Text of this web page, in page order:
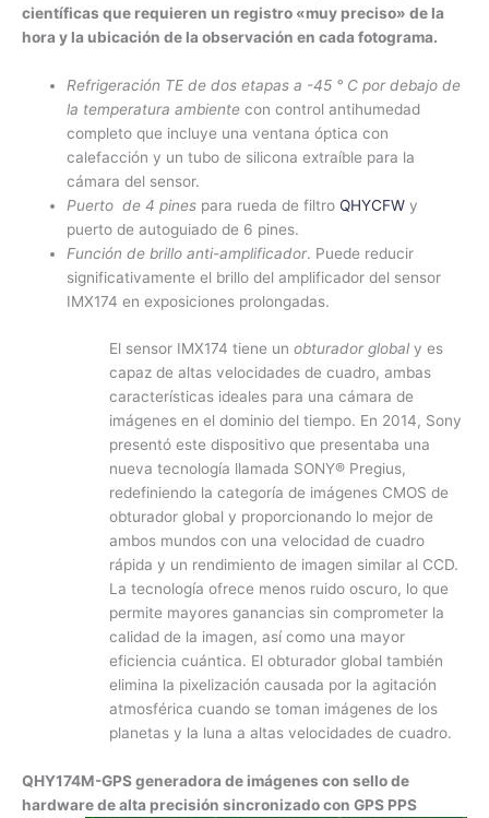
científicas que requieren un registro «muy preciso» de la
hora y la ubicación de la observación en cada fotograma.
Refrigeración TE de dos etapas a -45 ° C por debajo de
la temperatura ambiente con control antihumedad
completo que incluye una ventana óptica con
calefacción y un tubo de silicona extraíble para la
cámara del sensor.
Puerto de 4 pines para rueda de filtroQHYCFW y
puerto de autoguiado de 6 pines.
Función de brillo anti-amplificador. Puede reducir
significativamente el brillo del amplificador del sensor
IMX174 en exposiciones prolongadas.
El sensor IMX174 tiene un obturador global y es
capaz de altas velocidades de cuadro, ambas
características ideales para una cámara de
imágenes en el dominio del tiempo. En 2014, Sony
presentó este dispositivo que presentaba una
nueva tecnología llamada SONY® Pregius,
redefiniendo la categoría de imágenes CMOS de
obturador global y proporcionando lo mejor de
ambos mundos con una velocidad de cuadro
rápida y un rendimiento de imagen similar al CCD.
La tecnología ofrece menos ruido oscuro, lo que
permite mayores ganancias sin comprometer la
calidad de la imagen, así como una mayor
eficiencia cuántica. El obturador global también
elimina la pixelización causada por la agitación
atmosférica cuando se toman imágenes de los
planetas y la luna a altas velocidades de cuadro.
QHY174M-GPS generadora de imágenes con sello de
hardware de alta precisión sincronizado con GPS PPS